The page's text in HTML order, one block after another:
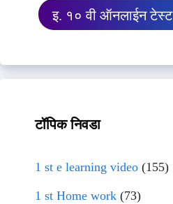
इ. १० वी ऑनलाईन टेस्ट
टॉपिक निवडा
1 st e learning video (155)
1 st Home work (73)